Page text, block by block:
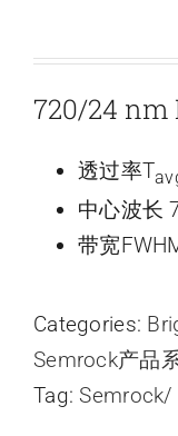
720/24 nm
透过率T
中心波长
带宽
Categories:
Semrock产品
Tag:Semrock/